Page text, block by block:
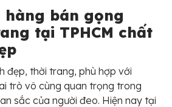
hàng bán gọng
tại TPHCM chất
đẹp, thời trang, phù hợp với
trò vô cùng quan trọng trong
sắc của người đeo. Hiện nay tại